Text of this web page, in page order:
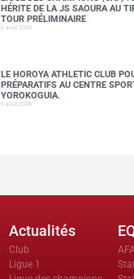
HÉRITE DE LA JS SAOURA AU
TOUR PRÉLIMINAIRE
6 août 2026
LE HOROYA ATHLETIC CLUB
PRÉPARATIFS AU CENTRE
YOROKOGUIA.
6 août 2026
Actualités
Club
Ligue 1